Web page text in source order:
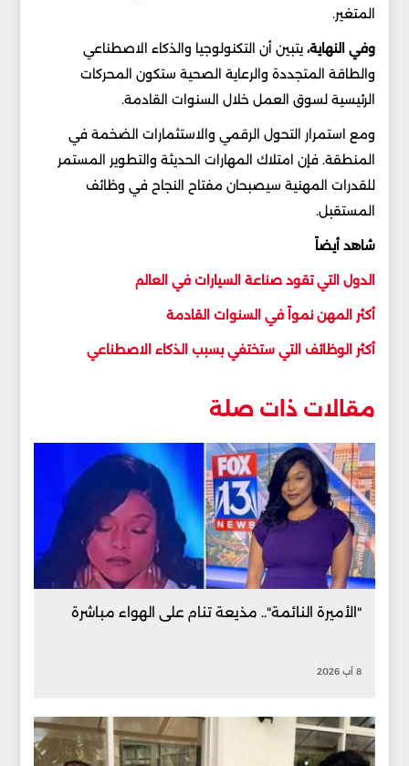
المتغير.
وفي النهاية، يتبين أن التكنولوجيا والذكاء الاصطناعي
والطاقة المتجددة والرعاية الصحية ستكون المحركات
الرئيسية لسوق العمل خلال السنوات القادمة.
ومع استمرار التحول الرقمي والاستثمارات الضخمة في
المنطقة. فإن امتلاك المهارات الحديثة والتطوير المستمر
للقدرات المهنية سيصبحان مفتاح النجاح في وظائف
المستقبل.
شاهد أيضاً
الدول التي تقود صناعة السيارات في العالم
أكثر المهن نمواً في السنوات القادمة
أكثر الوظائف التي ستختفي بسبب الذكاء الاصطناعي
مقالات ذات صلة
"الأميرة النائمة".. مذيعة تنام على الهواء مباشرة
8 آب 2026